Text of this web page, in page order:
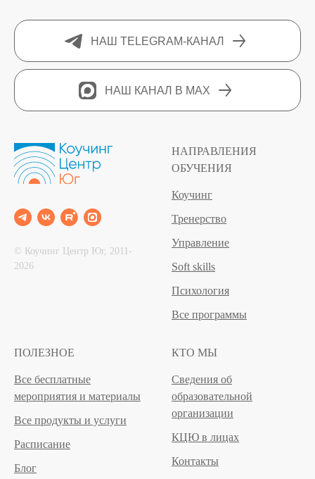
НАШ TELEGRAM-КАНАЛ
НАШ КАНАЛ В MAX
© Коучинг Центр Юг, 2011‐
2026
НАПРАВЛЕНИЯ
ОБУЧЕНИЯ
Коучинг
Тренерство
Управление
Soft skills
Психология
Все программы
ПОЛЕЗНОЕ
Все бесплатные
мероприятия и материалы
Все продукты и услуги
Расписание
Блог
КТО МЫ
Сведения об
образовательной
организации
КЦЮ в лицах
Контакты